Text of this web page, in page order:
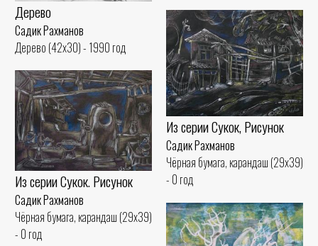
Дерево
Садик Рахманов
Дерево (42x30) - 1990 год
Из серии Сукок, Рисунок
Садик Рахманов
Чёрная бумага, карандаш (29x39)
- 0 год
Из серии Сукок. Рисунок
Садик Рахманов
Чёрная бумага, карандаш (29x39)
- 0 год